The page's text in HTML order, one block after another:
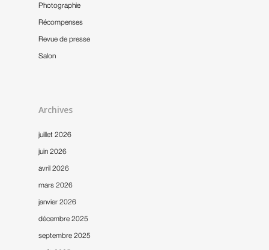
Photographie
Récompenses
Revue de presse
Salon
Archives
juillet 2026
juin 2026
avril 2026
mars 2026
janvier 2026
décembre 2025
septembre 2025